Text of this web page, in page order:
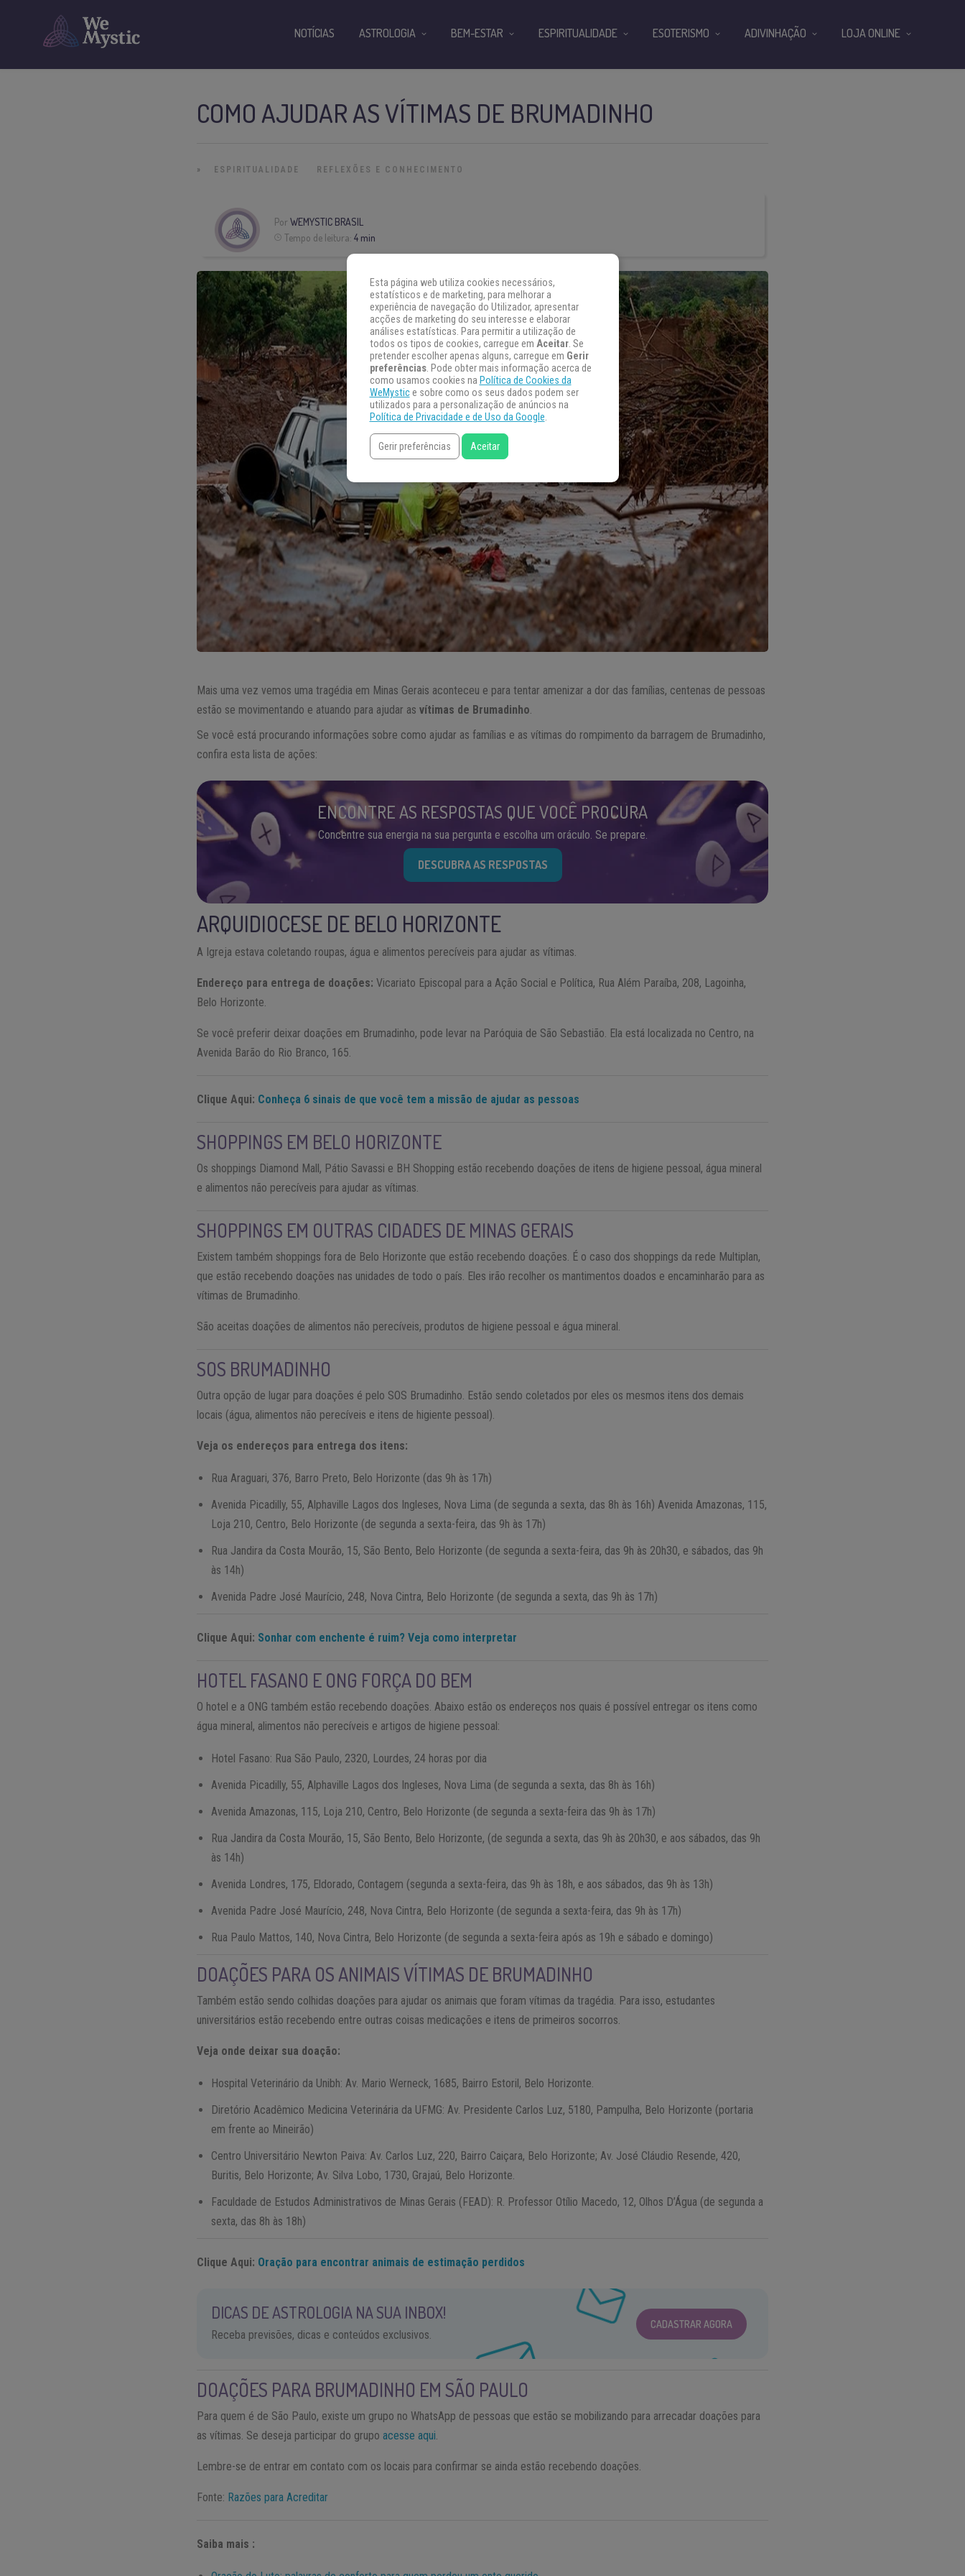
COMO AJUDAR AS VÍTIMAS DE BRUMADINHO
» ESPIRITUALIDADE REFLEXÕES E CONHECIMENTO
Por WEMYSTIC BRASIL
Tempo de leitura: 4 min
Mais uma vez vemos uma tragédia em Minas Gerais aconteceu e para tentar amenizar a dor das famílias, centenas de pessoas
estão se movimentando e atuando para ajudar asvítimas de Brumadinho.
Se você está procurando informações sobre como ajudar as famílias e as vítimas do rompimento da barragem de Brumadinho,
confira esta lista de ações:
ENCONTRE AS RESPOSTAS QUE VOCÊ PROCURA
Concentre sua energia na sua pergunta e escolha um oráculo. Se prepare.
DESCUBRA AS RESPOSTAS
ARQUIDIOCESE DE BELO HORIZONTE
A Igreja estava coletando roupas, água e alimentos perecíveis para ajudar as vítimas.
Endereço para entrega de doações: Vicariato Episcopal para a Ação Social e Política, Rua Além Paraíba, 208, Lagoinha,
Belo Horizonte.
Se você preferir deixar doações em Brumadinho, pode levar na Paróquia de São Sebastião. Ela está localizada no Centro, na
Avenida Barão do Rio Branco, 165.
Clique Aqui: Conheça 6 sinais de que você tem a missão de ajudar as pessoas
SHOPPINGS EM BELO HORIZONTE
Os shoppings Diamond Mall, Pátio Savassi e BH Shopping estão recebendo doações de itens de higiene pessoal, água mineral
e alimentos não perecíveis para ajudar as vítimas.
SHOPPINGS EM OUTRAS CIDADES DE MINAS GERAIS
Existem também shoppings fora de Belo Horizonte que estão recebendo doações. É o caso dos shoppings da rede Multiplan,
que estão recebendo doações nas unidades de todo o país. Eles irão recolher os mantimentos doados e encaminharão para as
vítimas de Brumadinho.
São aceitas doações de alimentos não perecíveis, produtos de higiene pessoal e água mineral.
SOS BRUMADINHO
Outra opção de lugar para doações é pelo SOS Brumadinho. Estão sendo coletados por eles os mesmos itens dos demais
locais (água, alimentos não perecíveis e itens de higiente pessoal).
Veja os endereços para entrega dos itens:
Rua Araguari, 376, Barro Preto, Belo Horizonte (das 9h às 17h)
Avenida Picadilly, 55, Alphaville Lagos dos Ingleses, Nova Lima (de segunda a sexta, das 8h às 16h) Avenida Amazonas, 115,
Loja 210, Centro, Belo Horizonte (de segunda a sexta-feira, das 9h às 17h)
Rua Jandira da Costa Mourão, 15, São Bento, Belo Horizonte (de segunda a sexta-feira, das 9h às 20h30, e sábados, das 9h
às 14h)
Avenida Padre José Maurício, 248, Nova Cintra, Belo Horizonte (de segunda a sexta, das 9h às 17h)
Clique Aqui: Sonhar com enchente é ruim? Veja como interpretar
HOTEL FASANO E ONG FORÇA DO BEM
O hotel e a ONG também estão recebendo doações. Abaixo estão os endereços nos quais é possível entregar os itens como
água mineral, alimentos não perecíveis e artigos de higiene pessoal:
Hotel Fasano: Rua São Paulo, 2320, Lourdes, 24 horas por dia
Avenida Picadilly, 55, Alphaville Lagos dos Ingleses, Nova Lima (de segunda a sexta, das 8h às 16h)
Avenida Amazonas, 115, Loja 210, Centro, Belo Horizonte (de segunda a sexta-feira das 9h às 17h)
Rua Jandira da Costa Mourão, 15, São Bento, Belo Horizonte, (de segunda a sexta, das 9h às 20h30, e aos sábados, das 9h
às 14h)
Avenida Londres, 175, Eldorado, Contagem (segunda a sexta-feira, das 9h às 18h, e aos sábados, das 9h às 13h)
Avenida Padre José Maurício, 248, Nova Cintra, Belo Horizonte (de segunda a sexta-feira, das 9h às 17h)
Rua Paulo Mattos, 140, Nova Cintra, Belo Horizonte (de segunda a sexta-feira após as 19h e sábado e domingo)
DOAÇÕES PARA OS ANIMAIS VÍTIMAS DE BRUMADINHO
Também estão sendo colhidas doações para ajudar os animais que foram vítimas da tragédia. Para isso, estudantes
universitários estão recebendo entre outras coisas medicações e itens de primeiros socorros.
Veja onde deixar sua doação:
Hospital Veterinário da Unibh: Av. Mario Werneck, 1685, Bairro Estoril, Belo Horizonte.
Diretório Acadêmico Medicina Veterinária da UFMG: Av. Presidente Carlos Luz, 5180, Pampulha, Belo Horizonte (portaria
em frente ao Mineirão)
Centro Universitário Newton Paiva: Av. Carlos Luz, 220, Bairro Caiçara, Belo Horizonte; Av. José Cláudio Resende, 420,
Buritis, Belo Horizonte; Av. Silva Lobo, 1730, Grajaú, Belo Horizonte.
Faculdade de Estudos Administrativos de Minas Gerais (FEAD): R. Professor Otílio Macedo, 12, Olhos D’Água (de segunda a
sexta, das 8h às 18h)
Clique Aqui: Oração para encontrar animais de estimação perdidos
DICAS DE ASTROLOGIA NA SUA INBOX!
Receba previsões, dicas e conteúdos exclusivos.
CADASTRAR AGORA
DOAÇÕES PARA BRUMADINHO EM SÃO PAULO
Para quem é de São Paulo, existe um grupo no WhatsApp de pessoas que estão se mobilizando para arrecadar doações para
as vítimas. Se deseja participar do grupo acesse aqui.
Lembre-se de entrar em contato com os locais para confirmar se ainda estão recebendo doações.
Fonte: Razões para Acreditar
Saiba mais :
NOTÍCIAS ASTROLOGIA BEM-ESTAR ESPIRITUALIDADE ESOTERISMO ADIVINHAÇÃO LOJA ONLINE
Esta página web utiliza cookies necessários,
estatísticos e de marketing, para melhorar a
experiência de navegação do Utilizador, apresentar
acções de marketing do seu interesse e elaborar
análises estatísticas. Para permitir a utilização de
todos os tipos de cookies, carregue em Aceitar. Se
pretender escolher apenas alguns, carregue em Gerir
preferências. Pode obter mais informação acerca de
como usamos cookies na Política de Cookies da
WeMystice sobre como os seus dados podem ser
utilizados para a personalização de anúncios na
Política de Privacidade e de Uso da Google.
Gerir preferências Aceitar